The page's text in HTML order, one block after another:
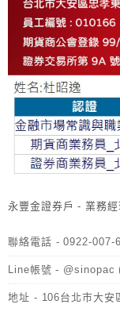
永豐金證券戶 - 業務
聯絡電話 - 0922-007-
Line帳號 - @sinopac
地址 - 106台北市大安